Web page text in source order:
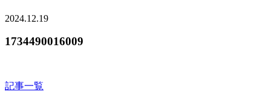
2024.12.19
1734490016009
記事一覧